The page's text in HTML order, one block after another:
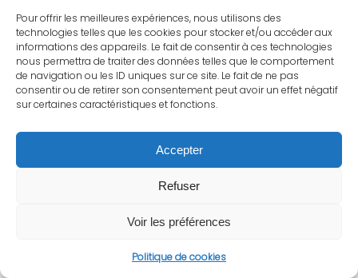
Pour offrir les meilleures expériences, nous utilisons des
technologies telles que les cookies pour stocker et/ou accéder aux
informations des appareils. Le fait de consentir à ces technologies
nous permettra de traiter des données telles que le comportement
de navigation ou les ID uniques sur ce site. Le fait de ne pas
consentir ou de retirer son consentement peut avoir un effet négatif
sur certaines caractéristiques et fonctions.
Accepter
Refuser
Voir les préférences
Politique de cookies